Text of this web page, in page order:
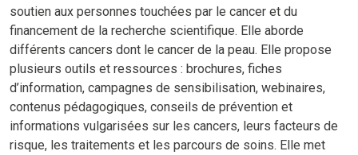
soutien aux personnes touchées par le cancer et du
financement de la recherche scientifique. Elle aborde
différents cancers dont le cancer de la peau. Elle propose
plusieurs outils et ressources : brochures, fiches
d’information, campagnes de sensibilisation, webinaires,
contenus pédagogiques, conseils de prévention et
informations vulgarisées sur les cancers, leurs facteurs de
risque, les traitements et les parcours de soins. Elle met